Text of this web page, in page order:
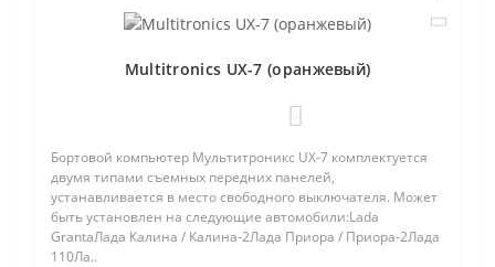
Multitronics UX-7 (оранжевый)
Бортовой компьютер Мультитроникс UX-7 комплектуется
двумя типами съемных передних панелей,
устанавливается в место свободного выключателя. Может
быть установлен на следующие автомобили:Lada
GrantaЛада Калина / Калина-2Лада Приора / Приора-2Лада
110Ла..